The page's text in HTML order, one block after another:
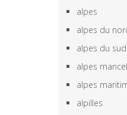
alpes
alpes du
alpes du sud
alpes
alpes
alpilles